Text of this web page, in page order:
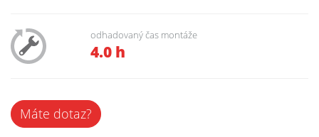
odhadovaný čas montáže
4.0 h
Máte dotaz?